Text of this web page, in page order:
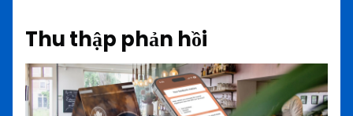
Thu thập phản hồi